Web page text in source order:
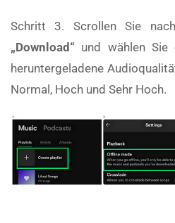
Schritt 3. Scrollen Sie
„Download“ und wählen Sie
heruntergeladene
Normal, Hoch und Sehr Hoch.